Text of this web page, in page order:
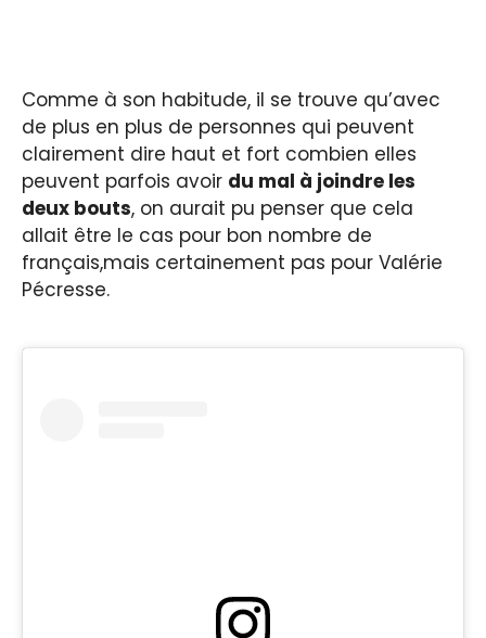
Comme à son habitude, il se trouve qu’avec
de plus en plus de personnes qui peuvent
clairement dire haut et fort combien elles
peuvent parfois avoir du mal à joindre les
deux bouts, on aurait pu penser que cela
allait être le cas pour bon nombre de
français,mais certainement pas pour Valérie
Pécresse.